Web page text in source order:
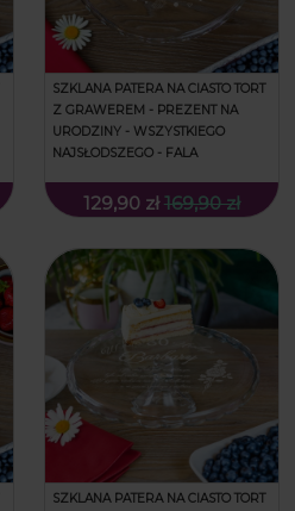
SZKLANA PATERA NA CIASTO TORT
Z GRAWEREM - PREZENT NA
URODZINY - WSZYSTKIEGO
NAJSŁODSZEGO - FALA
129,90 zł 169,90 zł
SZKLANA PATERA NA CIASTO TORT